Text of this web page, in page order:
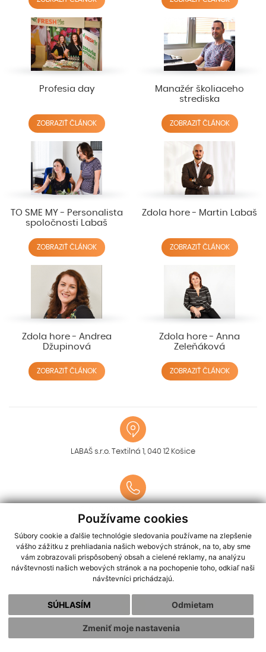
Používame cookies
Súbory cookie a ďalšie technológie sledovania používame na zlepšenie
vášho zážitku z prehliadania našich webových stránok, na to, aby sme
vám zobrazovali prispôsobený obsah a cielené reklamy, na analýzu
návštevnosti našich webových stránok a na pochopenie toho, odkiaľ naši
návštevníci prichádzajú.
SÚHLASÍM Odmietam
Zmeniť moje nastavenia
Profesia day
ZOBRAZIŤ ČLÁNOK
Manažér školiaceho
strediska
ZOBRAZIŤ ČLÁNOK
TO SME MY - Personalista
spoločnosti Labaš
ZOBRAZIŤ ČLÁNOK
Zdola hore - Martin Labaš
ZOBRAZIŤ ČLÁNOK
Zdola hore - Andrea
Džupinová
ZOBRAZIŤ ČLÁNOK
Zdola hore - Anna
Zeleňáková
ZOBRAZIŤ ČLÁNOK
LABAŠ s.r.o. Textilná 1, 040 12 Košice
info@labas.sk
naplánujte si trasu